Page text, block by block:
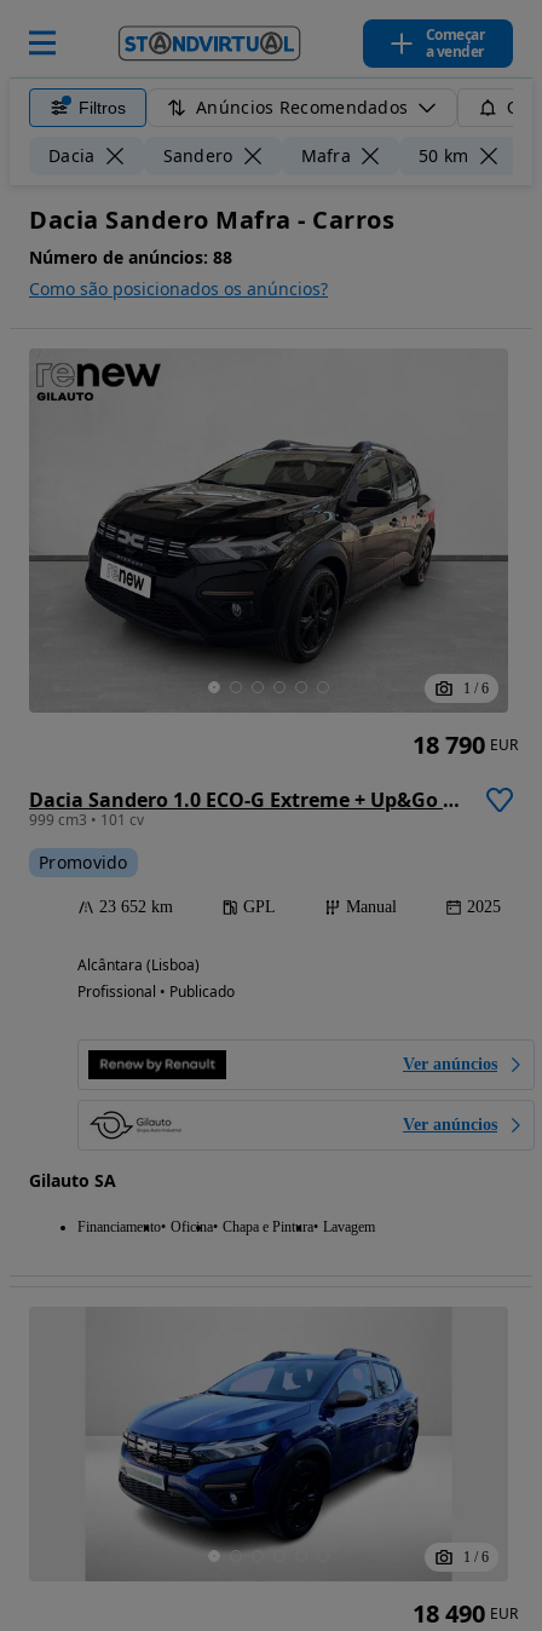
Começar
a vender
Filtros Anúncios Recomendados
Dacia Sandero Mafra 50 km
Dacia Sandero Mafra - Carros
Número de anúncios: 88
Como são posicionados os anúncios?
1 / 6
Dacia Sandero 1.0 ECO-G Extreme + Up&Go Bi-Fuel
999 cm3 • 101 cv
Promovido
23 652 km GPL Manual 2025
Alcântara (Lisboa)
Profissional • Publicado
Ver anúncios
Ver anúncios
Gilauto SA
Financiamento Oficina Chapa e Pintura Lavagem
18 790 EUR
1 / 6
18 490 EUR